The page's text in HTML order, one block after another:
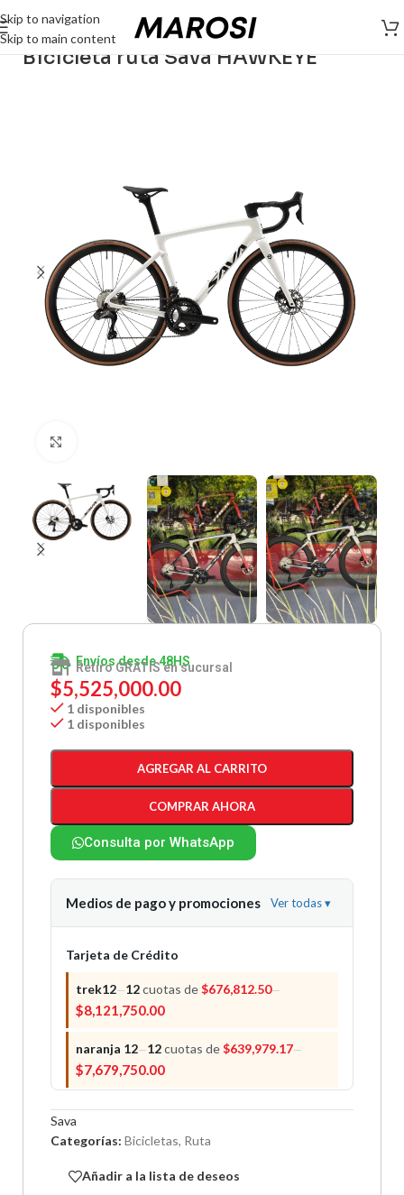
Skip to navigation
Skip to main content
Bicicleta ruta Sava HAWKEYE
Envíos desde 48HS
Retiro GRATIS en sucursal
$5,525,000.00
1 disponibles
1 disponibles
AGREGAR AL CARRITO
COMPRAR AHORA
Consulta por WhatsApp
Medios de pago y promociones Ver todas▾
Tarjeta de Crédito
trek12—12cuotas de$676,812.50—
$8,121,750.00
naranja 12—12cuotas de$639,979.17—
$7,679,750.00
trek9—9cuotas de$841,027.78—
trek6
Sava
Categorías: Bicicletas, Ruta
Añadir a la lista de deseos